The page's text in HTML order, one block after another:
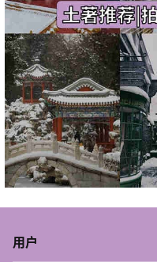
用户